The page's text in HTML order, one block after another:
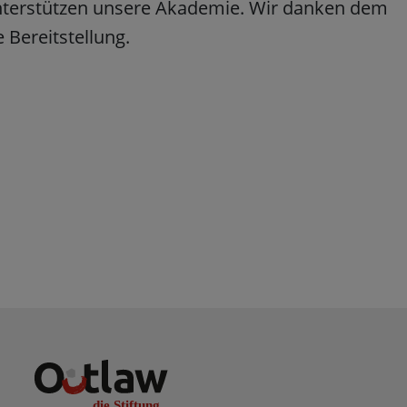
unsere Akademie. Wir danken dem
Bereitstellung.